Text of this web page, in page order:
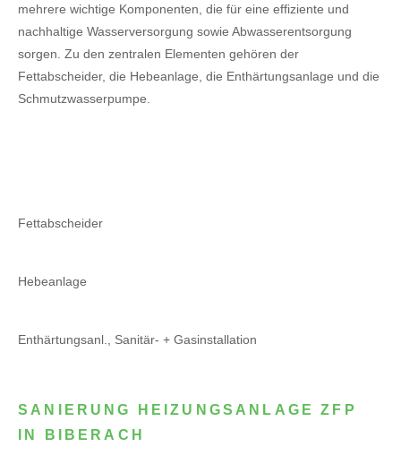
mehrere wichtige Komponenten, die für eine effiziente und
nachhaltige Wasserversorgung sowie Abwasserentsorgung
sorgen. Zu den zentralen Elementen gehören der
Fettabscheider, die Hebeanlage, die Enthärtungsanlage und die
Schmutzwasserpumpe.
Fettabscheider
Hebeanlage
Enthärtungsanl., Sanitär- + Gasinstallation
SANIERUNG HEIZUNGSANLAGE ZFP
IN BIBERACH